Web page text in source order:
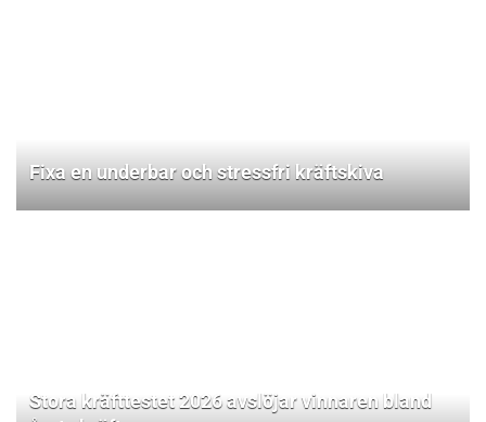
Fixa en underbar och stressfri kräftskiva
Stora kräfttestet 2026 avslöjar vinnaren bland